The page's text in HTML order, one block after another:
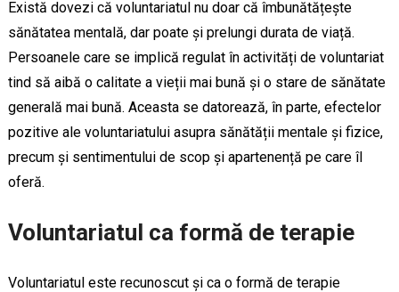
Există dovezi că voluntariatul nu doar că îmbunătățește
sănătatea mentală, dar poate și prelungi durata de viață.
Persoanele care se implică regulat în activități de voluntariat
tind să aibă o calitate a vieții mai bună și o stare de sănătate
generală mai bună. Aceasta se datorează, în parte, efectelor
pozitive ale voluntariatului asupra sănătății mentale și fizice,
precum și sentimentului de scop și apartenență pe care îl
oferă.
Voluntariatul ca formă de terapie
Voluntariatul este recunoscut și ca o formă de terapie